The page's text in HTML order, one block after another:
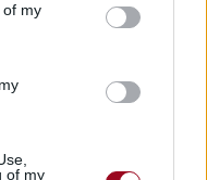
of my
of my